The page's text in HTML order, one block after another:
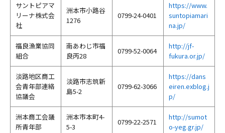
サントピアマ
リーナ株式会
社
洲本市小路谷
1276
0799-24-0401
https://www.
suntopiamari
na.jp/
福良漁業協同
組合
南あわじ市福
良丙28
0799-52-0064
http://jf-
fukura.or.jp/
淡路地区商工
会青年部連絡
協議会
淡路市志筑新
島5-2
0799-62-3066
https://dans
eiren.exblog.j
p/
洲本商工会議
所青年部
洲本市本町4-
5-3
0799-22-2571
http://sumot
o-yeg.gr.jp/